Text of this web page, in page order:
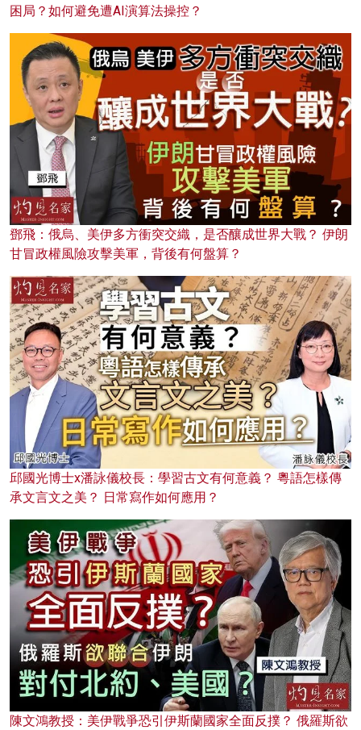
困局？如何避免遭AI演算法操控？
鄧飛：俄烏、美伊多方衝突交織，是否釀成世界大戰？ 伊朗
甘冒政權風險攻擊美軍，背後有何盤算？
邱國光博士x潘詠儀校長：學習古文有何意義？ 粵語怎樣傳
承文言文之美？ 日常寫作如何應用？
陳文鴻教授：美伊戰爭恐引伊斯蘭國家全面反撲？ 俄羅斯欲